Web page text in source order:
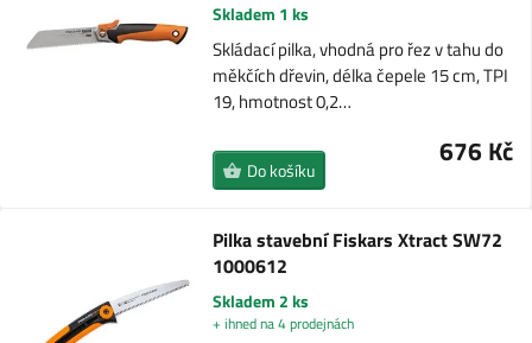
Skladem 1 ks
Skládací pilka, vhodná pro řez v tahu do
měkčích dřevin, délka čepele 15 cm, TPI
19, hmotnost 0,2…
676 Kč
Do košíku
Pilka stavební Fiskars Xtract SW72
1000612
Skladem 2 ks
+ ihned na 4 prodejnách